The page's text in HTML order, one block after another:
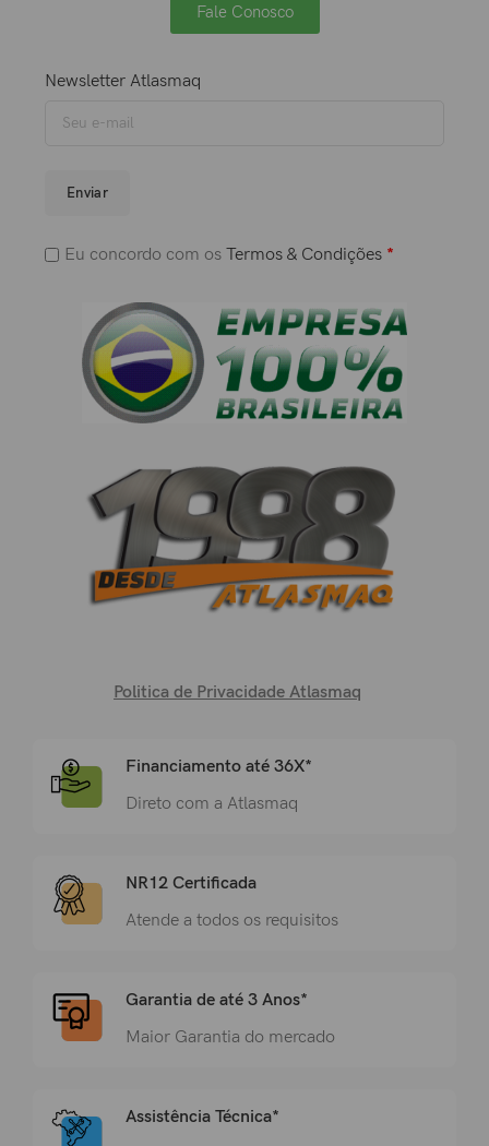
Fale Conosco
Newsletter Atlasmaq
Enviar
Eu concordo com osTermos & Condições *
Politica de Privacidade Atlasmaq
Financiamento até 36X*
Direto com a Atlasmaq
NR12 Certificada
Atende a todos os requisitos
Garantia de até 3 Anos*
Maior Garantia do mercado
Assistência Técnica*